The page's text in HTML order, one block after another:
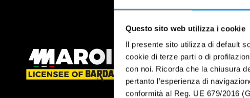
Questo sito web utilizza i cookie
Il presente sito utilizza di default
cookie di terze parti o di
con noi. Ricorda che la chiusura
pertanto l’esperienza di
conformità al Reg. UE 679/2016
Company
History
Partnership
Contacts